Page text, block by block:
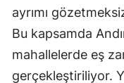
ayrımı
Bu kapsamda
mahallelerde eş
gerçekleştiriliyor.